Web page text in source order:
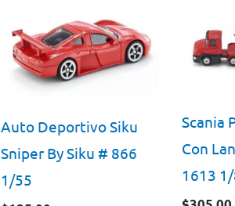
Auto Deportivo Siku
Sniper By Siku # 866
1/55
Scania
Con
1613